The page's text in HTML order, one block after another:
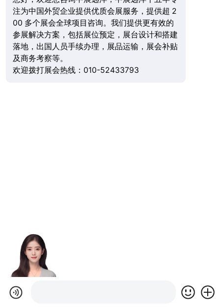
注为中国外贸企业提供优质会展服务，提供超 2
00 多个展会全球项目咨询。我们提供更有效的
参展解决方案，包括展位预定，展台设计和搭建
落地，出国人员手续办理，展品运输，展会补贴
及商务考察等。
欢迎拨打展会热线：010-52433793